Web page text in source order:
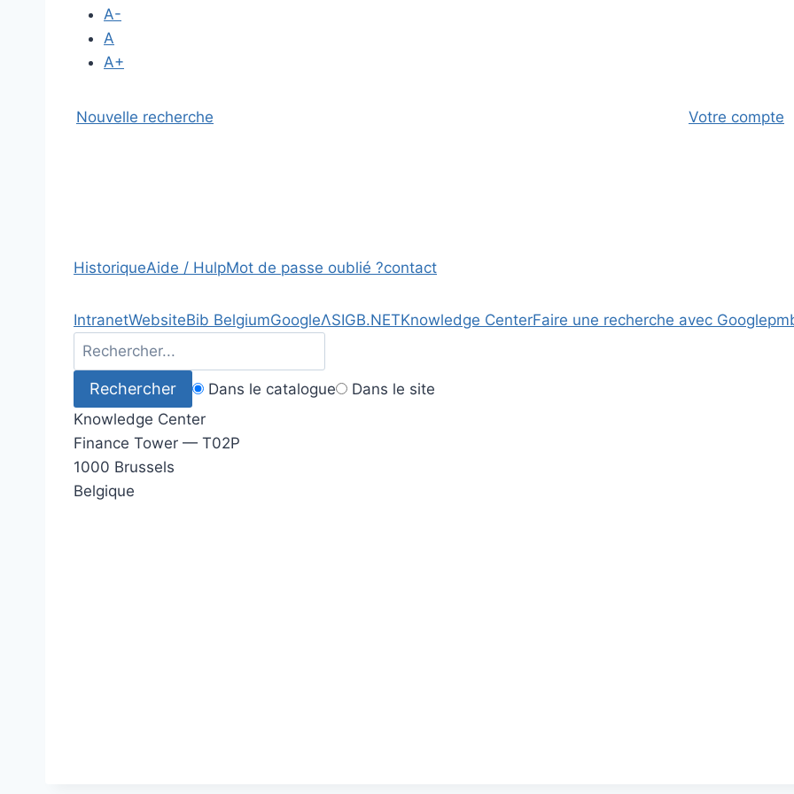
A-
A
A+
Nouvelle recherche Votre compte
HistoriqueAide / HulpMot de passe oublié ?contact
IntranetWebsiteBib BelgiumGoogleΛSIGB.NETKnowledge CenterFaire une recherche avec Google
Dans le catalogue
Dans le site
Knowledge Center
Finance Tower — T02P
1000 Brussels
Belgique